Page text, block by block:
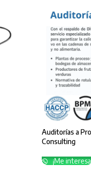
Auditorías a
Consulting
¡Me